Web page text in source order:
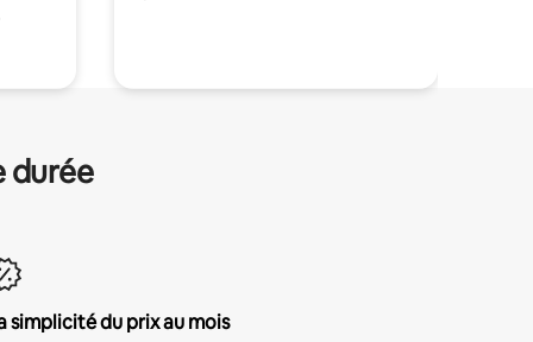
durée
simplicité du prix au mois